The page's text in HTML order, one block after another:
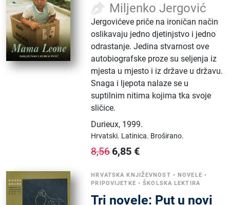
Miljenko Jergović
Jergovićeve priče na ironičan način
oslikavaju jedno djetinjstvo i jedno
odrastanje. Jedina stvarnost ove
autobiografske proze su seljenja iz
mjesta u mjesto i iz države u državu.
Snaga i ljepota nalaze se u
suptilnim nitima kojima tka svoje
sličice.
Durieux, 1999.
Hrvatski. Latinica. Broširano.
8,56 6,85 €
HRVATSKA KNJIŽEVNOST •NOVELE •
PRIPOVIJETKE •ŠKOLSKA LEKTIRA
Tri novele: Put u novi